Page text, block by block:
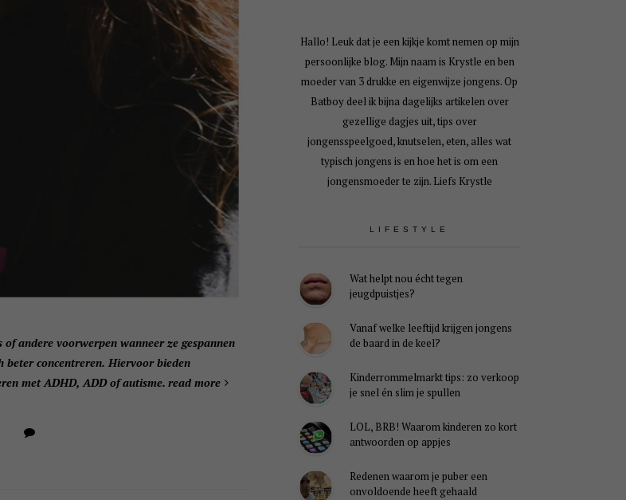
andere voorwerpen wanneer ze gespannen
concentreren. Hiervoor bieden
met ADHD, ADD of autisme. read more
Hallo! Leuk dat je een kijkje komt nemen op mijn
persoonlijke blog. Mijn naam is Krystle en ben
moeder van 3 drukke en eigenwijze jongens. Op
Batboy deel ik bijna dagelijks artikelen over
gezellige dagjes uit, tips over
jongensspeelgoed, knutselen, eten, alles wat
typisch jongens is en hoe het is om een
jongensmoeder te zijn. Liefs Krystle
LIFESTYLE
Wat helpt nou écht tegen
jeugdpuistjes?
Vanaf welke leeftijd krijgen jongens
de baard in de keel?
Kinderrommelmarkt tips: zo verkoop
je snel én slim je spullen
LOL, BRB! Waarom kinderen zo kort
antwoorden op appjes
Redenen waarom je puber een
onvoldoende heeft gehaald